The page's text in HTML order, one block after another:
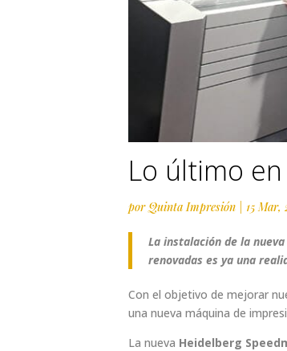
Lo último
por Quinta Impresión 15 Mar,
La instalación de la
renovadas es ya una
Con el objetivo de mejorar
una nueva máquina de
La nueva Heidelberg